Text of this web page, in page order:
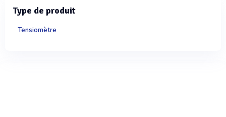
Type de produit
Tensiomètre